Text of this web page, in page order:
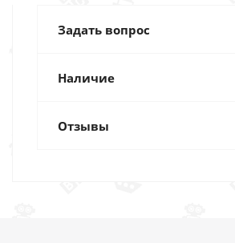
Задать вопрос
Наличие
Отзывы